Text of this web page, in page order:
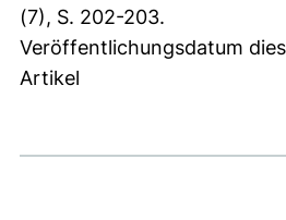
(7), S. 202-203.
Veröffentlichungsdatum
Artikel